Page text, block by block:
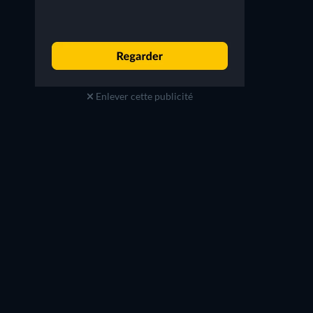
Enlever cette publicité